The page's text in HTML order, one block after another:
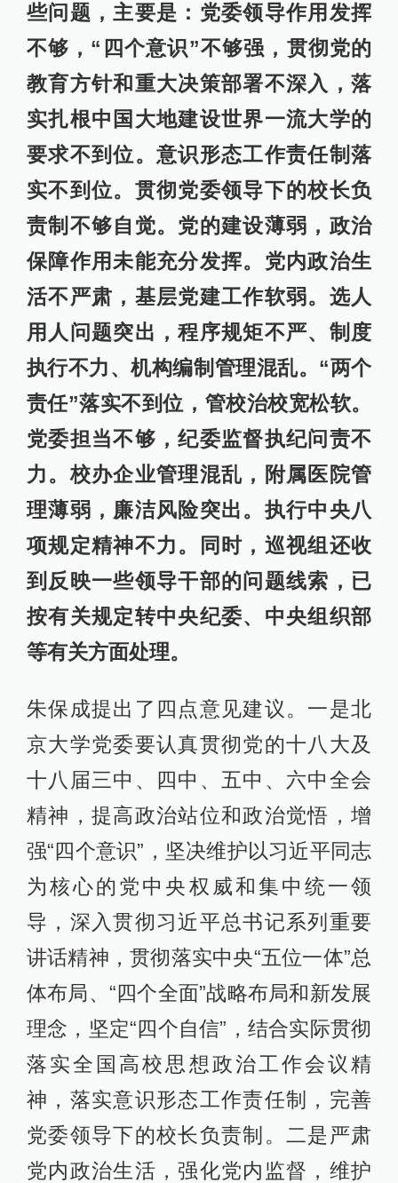
些问题，主要是：党委领导作用发挥
不够，“四个意识”不够强，贯彻党的
教育方针和重大决策部署不深入，落
实扎根中国大地建设世界一流大学的
要求不到位。意识形态工作责任制落
实不到位。贯彻党委领导下的校长负
责制不够自觉。党的建设薄弱，政治
保障作用未能充分发挥。党内政治生
活不严肃，基层党建工作软弱。选人
用人问题突出，程序规矩不严、制度
执行不力、机构编制管理混乱。“两个
责任”落实不到位，管校治校宽松软。
党委担当不够，纪委监督执纪问责不
力。校办企业管理混乱，附属医院管
理薄弱，廉洁风险突出。执行中央八
项规定精神不力。同时，巡视组还收
到反映一些领导干部的问题线索，已
按有关规定转中央纪委、中央组织部
等有关方面处理。
朱保成提出了四点意见建议。一是北
京大学党委要认真贯彻党的十八大及
十八届三中、四中、五中、六中全会
精神，提高政治站位和政治觉悟，增
强“四个意识”，坚决维护以习近平同志
为核心的党中央权威和集中统一领
导，深入贯彻习近平总书记系列重要
讲话精神，贯彻落实中央“五位一体”总
体布局、“四个全面”战略布局和新发展
理念，坚定“四个自信”，结合实际贯彻
落实全国高校思想政治工作会议精
神，落实意识形态工作责任制，完善
党委领导下的校长负责制。二是严肃
党内政治生活，强化党内监督，维护